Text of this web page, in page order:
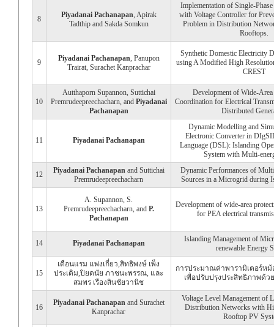
8 Piyadanai Pachanapan , Apirak
Tadthip and Sakda Somkun
Implementation of Single-
with Voltage Controller for
Problem in Distribution
Rooftops.
9 Piyadanai Pachanapan , Panupon
Trairat, Surachet Kanprachar
Synthetic Domestic Electricity
using A Modified High
CREST
10
Autthaporn Supannon, Suttichai
Premrudeepreechacharn, and Piyadanai
Pachanapan
Development of Wide-Area
Coordination for Electrical
Distributed
11 Piyadanai Pachanapan
Dynamic Modelling and
Electronic Converter in
Language (DSL): Islanding
System with Multi-
12 Piyadanai Pachanapan and Suttichai
Premrudeepreechacharn
Dynamic Performances of
Sources in a Microgrid during
13
A. Supannon, S.
Premrudeepreechacharn, and P.
Pachanapan
Development of wide-area
for PEA electrical
14 Piyadanai Pachanapan
Islanding Management of
renewable Energy
15
เดือนแรม แพ่งเกี่ยว,สิทธิพงษ์ เพ็ง
ประเดิม,ปิยดนัย ภาชนะพรรณ, และ
สมพร เรืองสินชัยวานิช
การประมาณค่าพารามิเตอร์ห
เพื่อปรับปรุงประสิทธิภาพด้ว
16
Piyadanai Pachanapan and Surachet
Kanprachar
Voltage Level Management of
Distribution Networks with
Rooftop PV